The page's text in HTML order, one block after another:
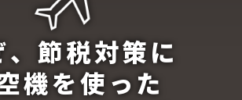
、節税対策に
機を使った